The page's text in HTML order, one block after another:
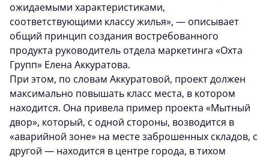
ожидаемыми характеристиками,
соответствующими классу жилья», — описывает
общий принцип создания востребованного
продукта руководитель отдела маркетинга «Охта
Групп» Елена Аккуратова.
При этом, по словам Аккуратовой, проект должен
максимально повышать класс места, в котором
находится. Она привела пример проекта «Мытный
двор», который, с одной стороны, возводится в
«аварийной зоне» на месте заброшенных складов, с
другой — находится в центре города, в тихом